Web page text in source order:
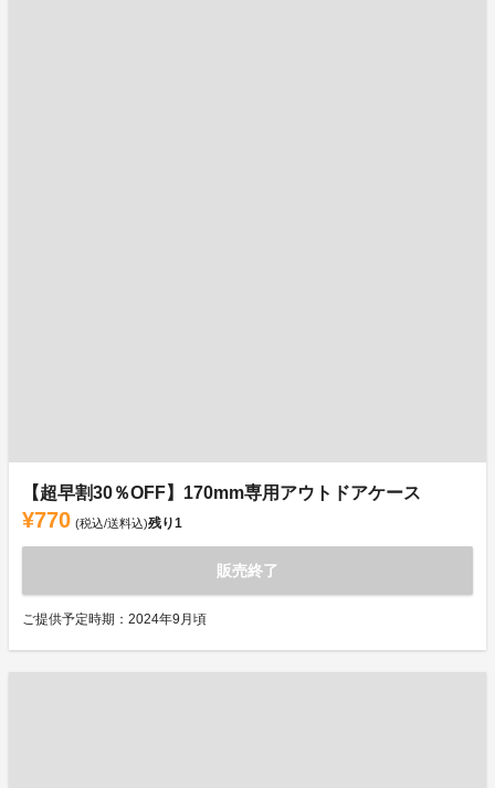
【超早割30％OFF】170mm専用アウトドアケース
¥770 (税込/送料込)残り1
販売終了
ご提供予定時期：2024年9月頃